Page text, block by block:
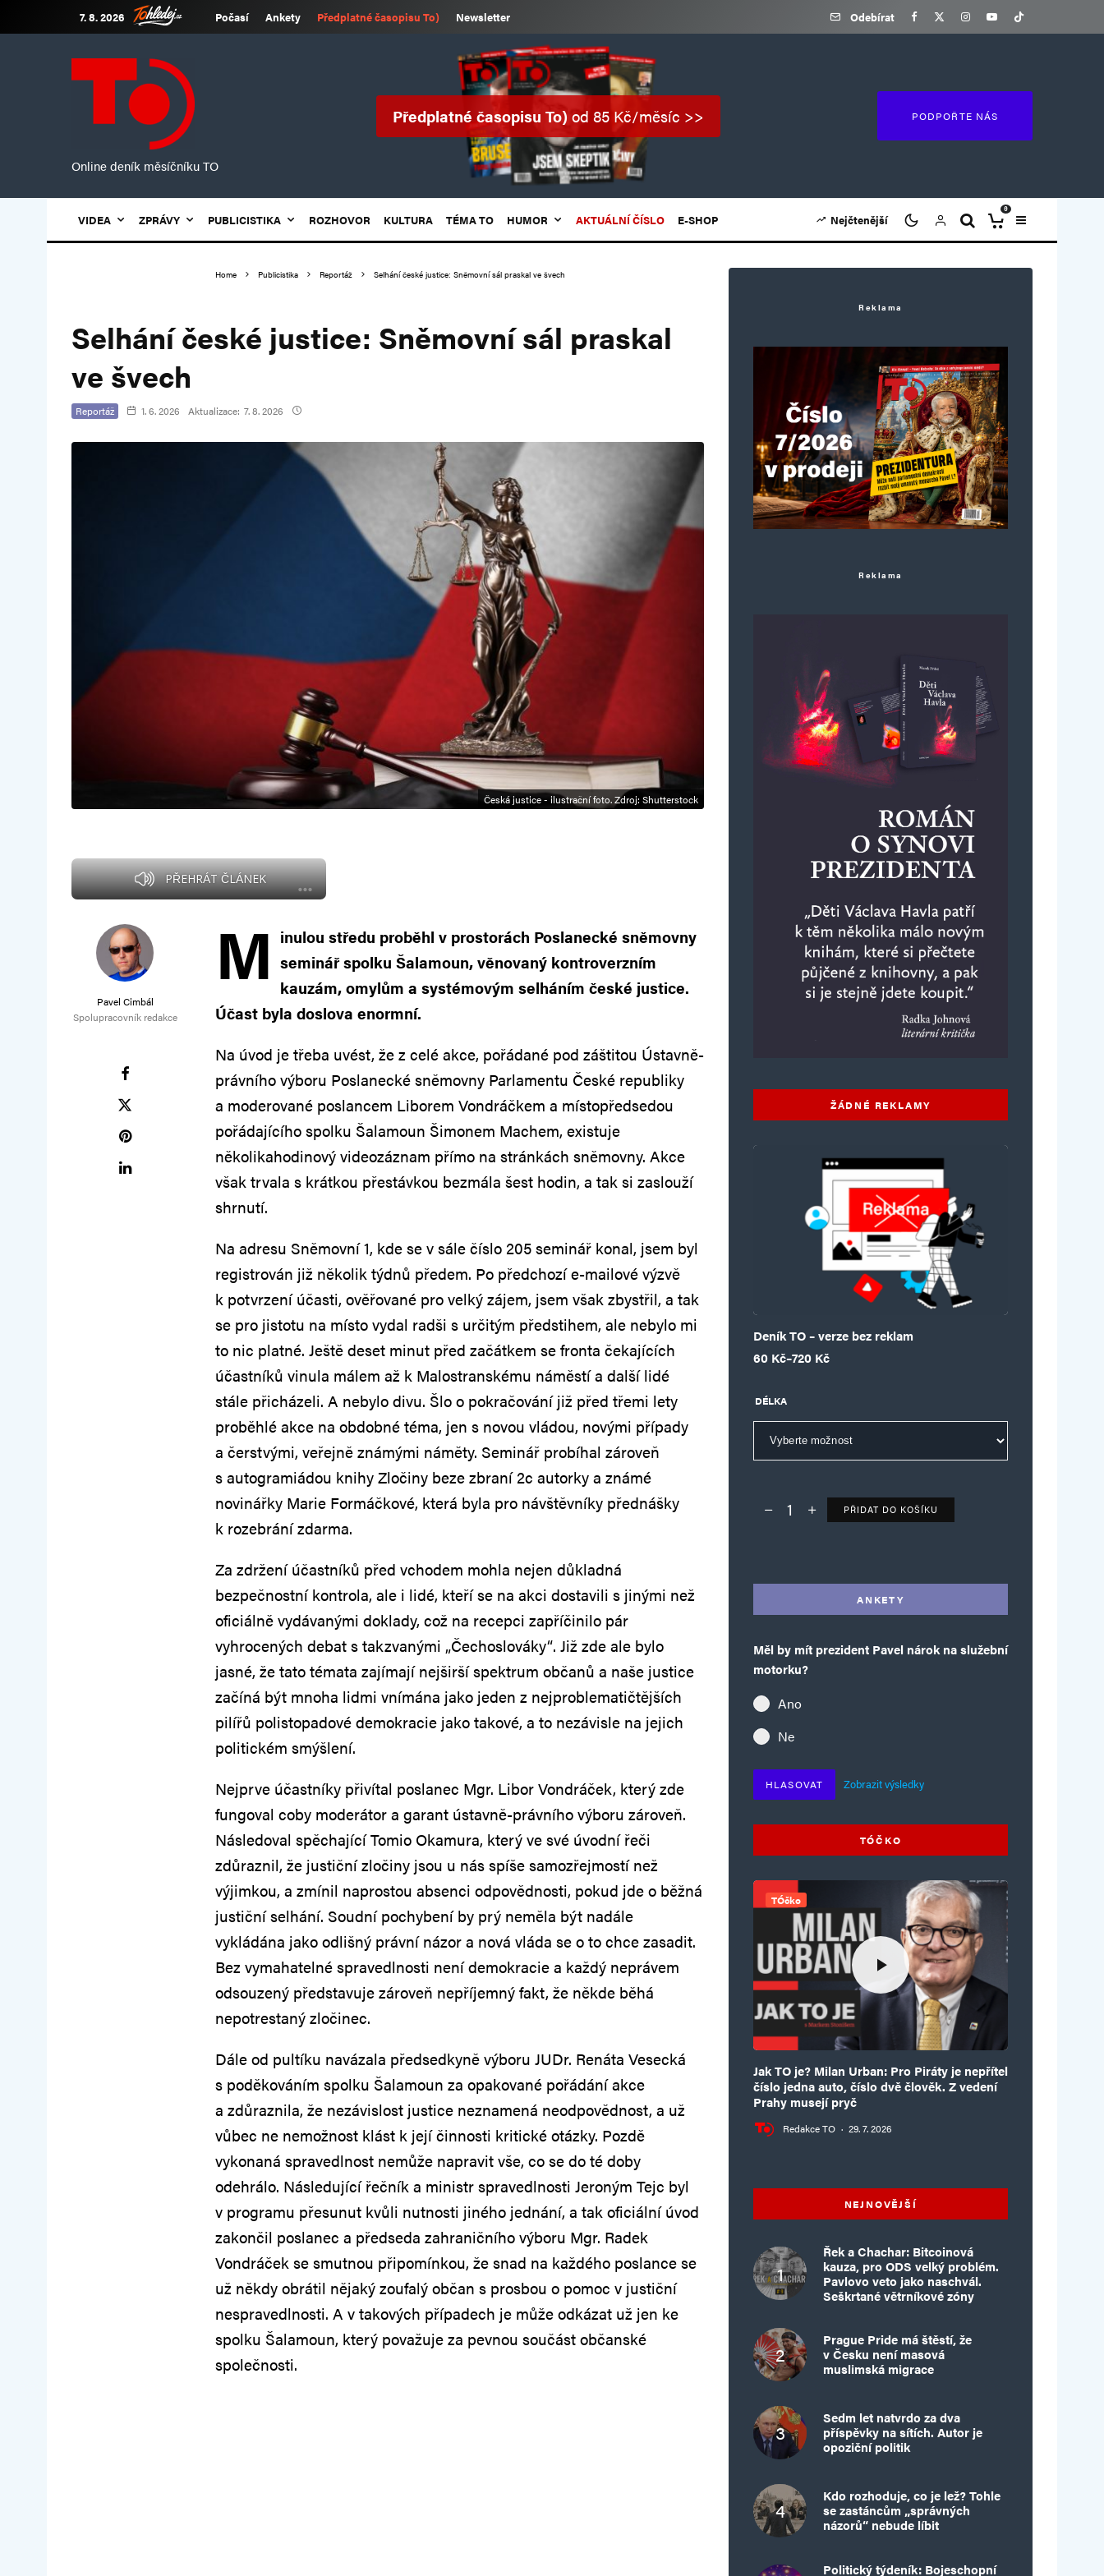
7. 8. 2026 Počasí Ankety Předplatné časopisu To) Newsletter Odebírat
Online deník měsíčníku TO
Předplatné časopisu To)od 85 Kč/měsíc >> PODPOŘTE NÁS
VIDEA ZPRÁVY PUBLICISTIKA ROZHOVOR KULTURA TÉMA TO HUMOR AKTUÁLNÍ ČÍSLO E-SHOP Nejčtenější
0
Home Publicistika Reportáž Selhání české justice: Sněmovní sál praskal ve švech
Selhání české justice: Sněmovní sál praskal
ve švech
Reportáž 1. 6. 2026 Aktualizace: 7. 8. 2026
Česká justice - ilustrační foto. Zdroj: Shutterstock
PŘEHRÁT ČLÁNEK
Pavel Cimbál
Spolupracovník redakce
M inulou středu proběhl v prostorách Poslanecké sněmovny
seminář spolku Šalamoun, věnovaný kontroverzním
kauzám, omylům a systémovým selháním české justice.
Účast byla doslova enormní.
Na úvod je třeba uvést, že z celé akce, pořádané pod záštitou Ústavně-
právního výboru Poslanecké sněmovny Parlamentu České republiky
a moderované poslancem Liborem Vondráčkem a místopředsedou
pořádajícího spolku Šalamoun Šimonem Machem, existuje
několikahodinový videozáznam přímo na stránkách sněmovny. Akce
však trvala s krátkou přestávkou bezmála šest hodin, a tak si zaslouží
shrnutí.
Na adresu Sněmovní 1, kde se v sále číslo 205 seminář konal, jsem byl
registrován již několik týdnů předem. Po předchozí e-mailové výzvě
k potvrzení účasti, ověřované pro velký zájem, jsem však zbystřil, a tak
se pro jistotu na místo vydal radši s určitým předstihem, ale nebylo mi
to nic platné. Ještě deset minut před začátkem se fronta čekajících
účastníků vinula málem až k Malostranskému náměstí a další lidé
stále přicházeli. A nebylo divu. Šlo o pokračování již před třemi lety
proběhlé akce na obdobné téma, jen s novou vládou, novými případy
a čerstvými, veřejně známými náměty. Seminář probíhal zároveň
s autogramiádou knihy Zločiny beze zbraní 2c autorky a známé
novinářky Marie Formáčkové, která byla pro návštěvníky přednášky
k rozebrání zdarma.
Za zdržení účastníků před vchodem mohla nejen důkladná
bezpečnostní kontrola, ale i lidé, kteří se na akci dostavili s jinými než
oficiálně vydávanými doklady, což na recepci zapříčinilo pár
vyhrocených debat s takzvanými „Čechoslováky“. Již zde ale bylo
jasné, že tato témata zajímají nejširší spektrum občanů a naše justice
začíná být mnoha lidmi vnímána jako jeden z nejproblematičtějších
pilířů polistopadové demokracie jako takové, a to nezávisle na jejich
politickém smýšlení.
Nejprve účastníky přivítal poslanec Mgr. Libor Vondráček, který zde
fungoval coby moderátor a garant ústavně-právního výboru zároveň.
Následoval spěchající Tomio Okamura, který ve své úvodní řeči
zdůraznil, že justiční zločiny jsou u nás spíše samozřejmostí než
výjimkou, a zmínil naprostou absenci odpovědnosti, pokud jde o běžná
justiční selhání. Soudní pochybení by prý neměla být nadále
vykládána jako odlišný právní názor a nová vláda se o to chce zasadit.
Bez vymahatelné spravedlnosti není demokracie a každý neprávem
odsouzený představuje zároveň nepříjemný fakt, že někde běhá
nepotrestaný zločinec.
Dále od pultíku navázala předsedkyně výboru JUDr. Renáta Vesecká
s poděkováním spolku Šalamoun za opakované pořádání akce
a zdůraznila, že nezávislost justice neznamená neodpovědnost, a už
vůbec ne nemožnost klást k její činnosti kritické otázky. Pozdě
vykonaná spravedlnost nemůže napravit vše, co se do té doby
odehrálo. Následující řečník a ministr spravedlnosti Jeroným Tejc byl
v programu přesunut kvůli nutnosti jiného jednání, a tak oficiální úvod
zakončil poslanec a předseda zahraničního výboru Mgr. Radek
Vondráček se smutnou připomínkou, že snad na každého poslance se
už někdy obrátil nějaký zoufalý občan s prosbou o pomoc v justiční
nespravedlnosti. A v takových případech je může odkázat už jen ke
spolku Šalamoun, který považuje za pevnou součást občanské
společnosti.
Reklama
Reklama
ŽÁDNÉ REKLAMY
Deník TO – verze bez reklam
60 Kč–720 Kč
Rozpětí cen: 60 Kč až 720 Kč
DÉLKA
Deník TO – verze bez reklam množství
PŘIDAT DO KOŠÍKU
ANKETY
Měl by mít prezident Pavel nárok na služební
motorku?
Ano
Ne
HLASOVAT Zobrazit výsledky
TÓČKO
TÓčko
Jak TO je? Milan Urban: Pro Piráty je nepřítel
číslo jedna auto, číslo dvě člověk. Z vedení
Prahy musejí pryč
Redakce TO · 29. 7. 2026
NEJNOVĚJŠÍ
Řek a Chachar: Bitcoinová
kauza, pro ODS velký problém.
Pavlovo veto jako naschvál.
Seškrtané větrníkové zóny
Prague Pride má štěstí, že
v Česku není masová
muslimská migrace
Sedm let natvrdo za dva
příspěvky na sítích. Autor je
opoziční politik
Kdo rozhoduje, co je lež? Tohle
se zastáncům „správných
názorů“ nebude líbit
Politický týdeník: Bojeschopní